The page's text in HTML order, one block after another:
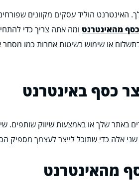
האינטרנט הוליד עסקים מקוונים
כסף מהאינטרנט ומה אתה צריך כדי
או שימוש בשיטות אחרות כמו
כסף באינטרנט
באתר שלך או באמצעות שיווק שותפים.
אלה כדי שתוכל לייצר לעצמך מספיק
מהאינטרנט